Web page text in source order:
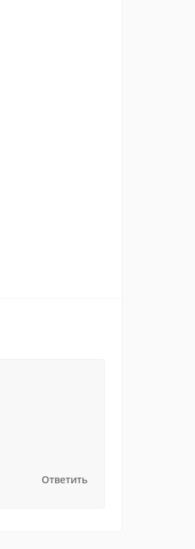
Ответить